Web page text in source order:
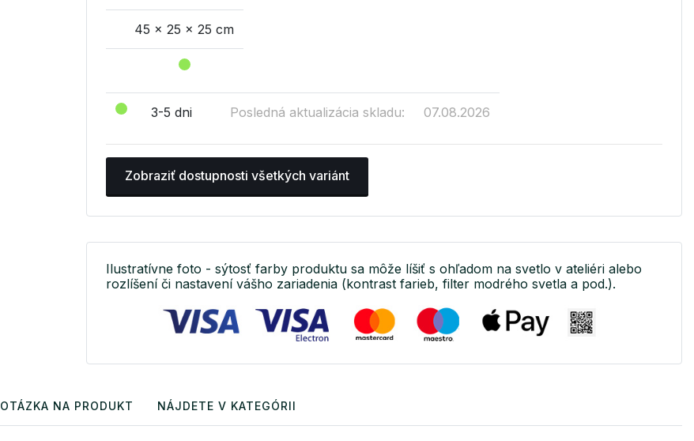
45 x 25 x 25 cm
3-5 dni Posledná aktualizácia skladu: 07.08.2026
Zobraziť dostupnosti všetkých variánt
Ilustratívne foto - sýtosť farby produktu sa môže líšiť s ohľadom na svetlo v ateliéri alebo
rozlíšení či nastavení vášho zariadenia (kontrast farieb, filter modrého svetla a pod.).
OTÁZKA NA PRODUKT NÁJDETE V KATEGÓRII